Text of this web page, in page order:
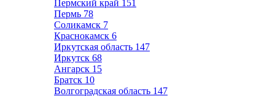
Пермский край 151
Пермь 78
Соликамск 7
Краснокамск 6
Иркутская область 147
Иркутск 68
Ангарск 15
Братск 10
Волгоградская область 147